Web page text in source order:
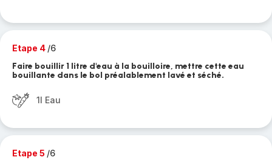
Etape 4 /6
Faire bouillir 1 litre d'eau à la bouilloire, mettre cette eau
bouillante dans le bol préalablement lavé et séché.
1l Eau
Etape 5 /6